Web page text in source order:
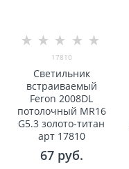
17810
Светильник
встраиваемый
Feron 2008DL
потолочный MR16
G5.3 золото-титан
арт 17810
67 руб.